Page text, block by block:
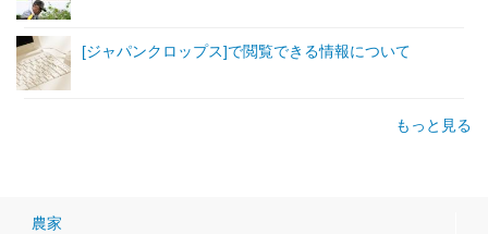
[ジャパンクロップス]で閲覧できる情報について
もっと見る
農家